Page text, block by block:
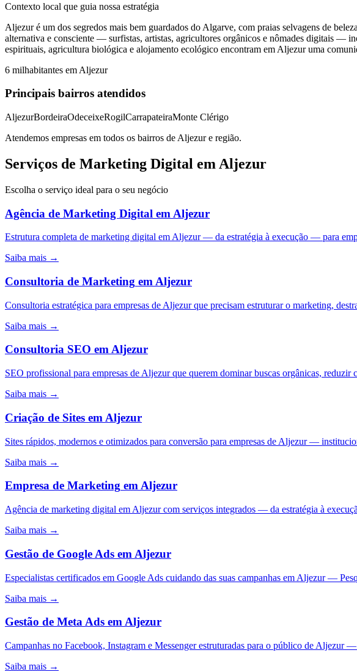
Contexto local que guia nossa estratégia
Aljezur é um dos segredos mais bem guardados do Algarve, com praias selvagens de
alternativa e consciente — surfistas, artistas, agricultores orgânicos e nômades digitais —
espirituais, agricultura biológica e alojamento ecológico encontram em Aljezur uma
6 milhabitantes em Aljezur
Principais bairros atendidos
AljezurBordeiraOdeceixeRogilCarrapateiraMonte Clérigo
Atendemos empresas em todos os bairros de Aljezure região.
Serviços de Marketing Digital em Aljezur
Escolha o serviço ideal para o seu negócio
Agência de Marketing Digital em Aljezur
Estrutura completa de marketing digital em Aljezur — da estratégia à execução — para
Saiba mais →
Consultoria de Marketing em Aljezur
Consultoria estratégica para empresas de Aljezur que precisam estruturar o marketing,
Saiba mais →
Consultoria SEO emAljezur
SEO profissional para empresas de Aljezur que querem dominar buscas orgânicas,
Saiba mais →
Criação de Sites em Aljezur
Sites rápidos, modernos e otimizados para conversão para empresas de Aljezur —
Saiba mais →
Empresa de Marketing emAljezur
Agência de marketing digital em Aljezur com serviços integrados — da estratégia à
Saiba mais →
Gestão de Google Ads em Aljezur
Especialistas certificados em Google Ads cuidando das suas campanhas em Aljezur —
Saiba mais →
Gestão de Meta Ads emAljezur
Campanhas no Facebook, Instagram e Messenger estruturadas para o público de Aljezur
Saiba mais →